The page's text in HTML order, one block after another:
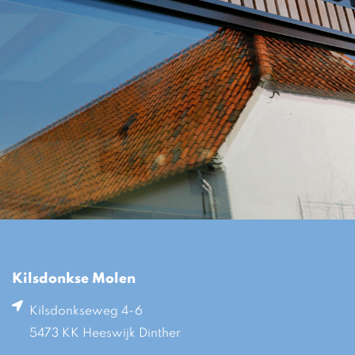
Kilsdonkse Molen
Kilsdonkseweg 4-6
5473 KK Heeswijk Dinther